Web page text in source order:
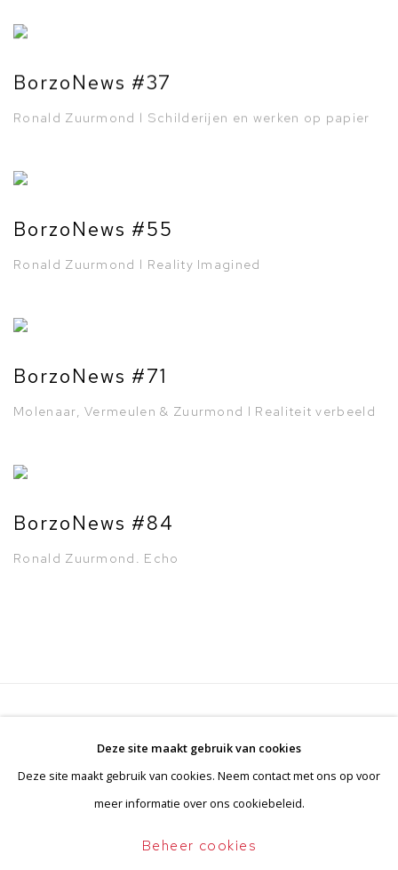
BorzoNews #37
Ronald Zuurmond l Schilderijen en werken op papier
BorzoNews #55
Ronald Zuurmond l Reality Imagined
BorzoNews #71
Molenaar, Vermeulen & Zuurmond l Realiteit verbeeld
BorzoNews #84
Ronald Zuurmond. Echo
Algemene voorwaarden
Copyright © 2026 BorzoGallery
Site door Artlogic
Deze site maakt gebruik van cookies
Deze site maakt gebruik van cookies. Neem contact met ons op voor
meer informatie over ons cookiebeleid.
Beheer cookies